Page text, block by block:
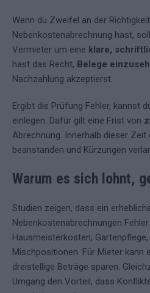
Wenn du Zweifel an der
Nebenkostenabrechnung hast,
Vermieter um eine klare,
hast das Recht, Belege
Nachzahlung akzeptierst.
Ergibt die Prüfung Fehler, kannst
einlegen. Dafür gilt eine Frist von
Abrechnung. Innerhalb dieser
beanstanden und Kürzungen
Warum es sich lohnt,
Studien zeigen, dass ein
Nebenkostenabrechnungen
Hausmeisterkosten,
Mischpositionen. Für Mieter kann
dreistellige Beträge sparen.
Umgang den Vorteil, dass